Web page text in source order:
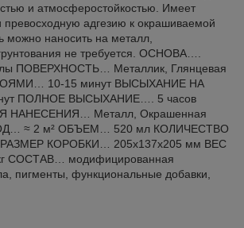
и атмосферостойкостью. Имеет
превосходную адгезию к окрашиваемой
можно наносить на металл,
не требуется. ОСНОВА….
ПОВЕРХНОСТЬ… Металлик, Глянцевая
10-15 минут ВЫСЫХАНИЕ НА
ПОЛНОЕ ВЫСЫХАНИЕ…. 5 часов
НАНЕСЕНИЯ… Металл, Окрашенная
≈ 2 м² ОБЪЕМ… 520 мл КОЛИЧЕСТВО
КОРОБКИ… 205х137х205 мм ВЕС
СОСТАВ… модифицированная
пигменты, функциональные добавки,